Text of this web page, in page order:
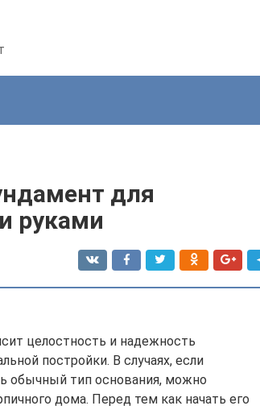
для
руками
целостность и надежность
постройки. В случаях, если
обычный тип основания, можно
дома. Перед тем как начать его